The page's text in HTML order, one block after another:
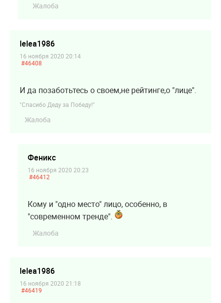
Жалоба
lelea1986
16 ноября 2020 20:14
#46408
И да позаботьтесь о своем,не рейтинге,о "лице".
"Спасибо Деду за Победу!"
Жалоба
Феникс
16 ноября 2020 20:23
#46412
Кому и "одно место" лицо, особенно, в
"современном тренде".
Жалоба
lelea1986
16 ноября 2020 21:18
#46419